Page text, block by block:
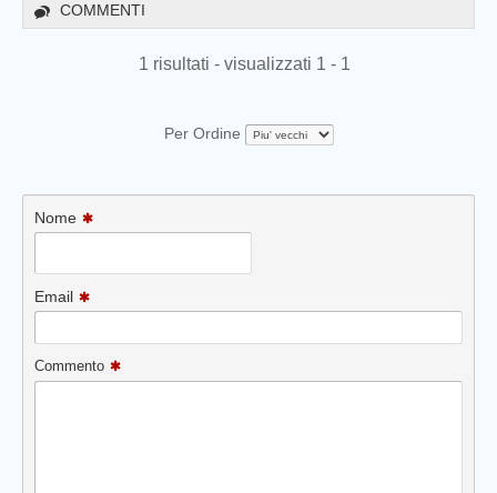
COMMENTI
1 risultati - visualizzati 1 - 1
Per Ordine
Nome
Email
Commento